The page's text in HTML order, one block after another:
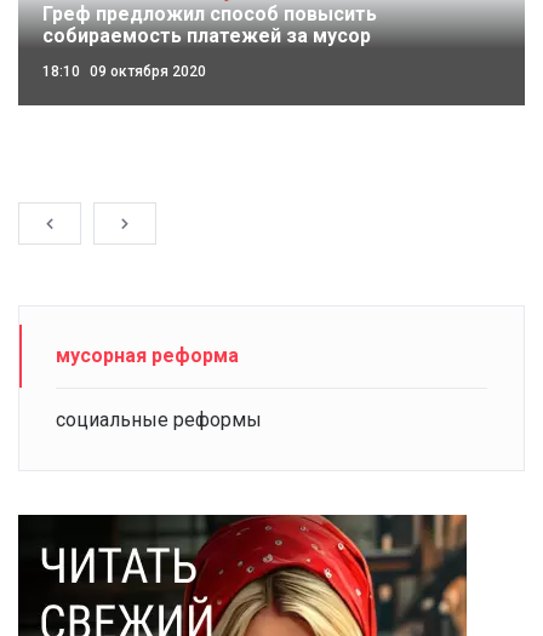
Греф предложил способ повысить
собираемость платежей за мусор
18:10 09 октября 2020
мусорная реформа
социальные реформы